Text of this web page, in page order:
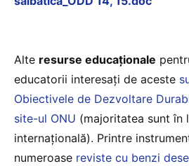
Alte resurse educaţionale
educatorii interesaţi de aceste
Obiectivele de Dezvoltare
site-ul ONU (majoritatea sunt în
internaţională). Printre
numeroase reviste cu benzi